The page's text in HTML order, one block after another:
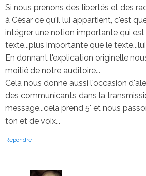
Si nous prenons des libertés et des
à César ce qu'il lui appartient, c'est
intégrer une notion importante qui
texte...plus importante que le
En donnant l'explication originelle
moitié de notre auditoire...
Cela nous donne aussi l'occasion
des communicants dans la
message...cela prend 5' et nous
ton et de voix...
Répondre